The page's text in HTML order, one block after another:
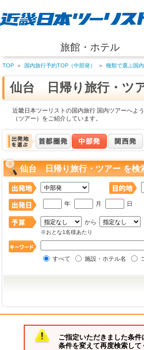
旅館・ホテル
TOP ＞ 国内旅行予約TOP（中部発） ＞ 種類で選ぶ国
仙台 日帰り旅行・ツア
近畿日本ツーリストの国内旅行 国内ツアーへ
（ツアー）をご紹介しています。
仙台 日帰り旅行・ツアー を検
年 月 日
から
※おとな1名様あたり
すべて 施設・ホテル名
ご指定いただきました条
条件を変えて再度検索して